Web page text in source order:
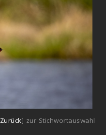
Zurück] zur Stichwortauswahl